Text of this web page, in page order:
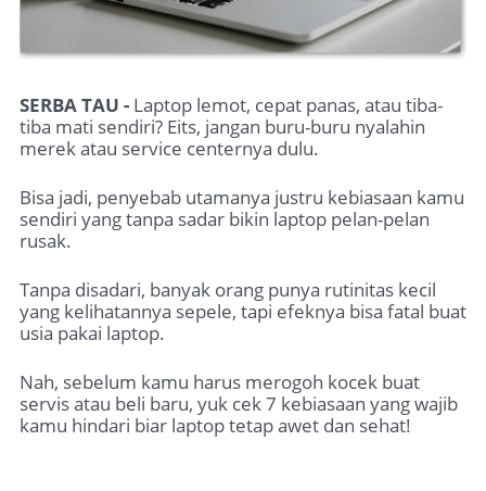
SERBA TAU - Laptop lemot, cepat panas, atau tiba-
tiba mati sendiri? Eits, jangan buru-buru nyalahin
merek atau service centernya dulu.
Bisa jadi, penyebab utamanya justru kebiasaan kamu
sendiri yang tanpa sadar bikin laptop pelan-pelan
rusak.
Tanpa disadari, banyak orang punya rutinitas kecil
yang kelihatannya sepele, tapi efeknya bisa fatal buat
usia pakai laptop.
Nah, sebelum kamu harus merogoh kocek buat
servis atau beli baru, yuk cek 7 kebiasaan yang wajib
kamu hindari biar laptop tetap awet dan sehat!